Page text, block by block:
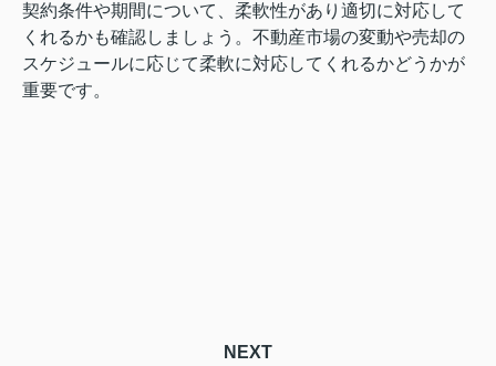
契約条件や期間について、柔軟性があり適切に対応して
くれるかも確認しましょう。不動産市場の変動や売却の
スケジュールに応じて柔軟に対応してくれるかどうかが
重要です。
NEXT